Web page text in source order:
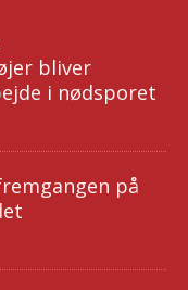
bliver
i nødsporet
på